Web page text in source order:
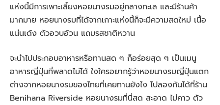
แห่งนี้มีการเพาะเลี้ยงหอยนางรมอยู่กลางทะเล และมีร้านค้า
มากมาย หอยนางรมที่ได้จากเกาะแห่งนี้ก็จะมีความสดใหม่ เนื้อ
แน่นเด้ง ตัวอวบอ้วน แถมรสชาติหวาน
จะนำไปประกอบอาหารหรือทานสด ๆ ก็อร่อยสุด ๆ เป็นเมนู
อาหารญี่ปุ่นที่พลาดไม่ได้ ใงใครอยากรู้ว่าหอยนางรมญี่ปุ่นแตก
ต่างจากหอยนางรมของไทยที่เคยทานยังไง ไปลองกันได้ที่ร้าน
Benihana Riverside หอยนางรมที่นี่สด สะอาด ไม่คาว ตัว